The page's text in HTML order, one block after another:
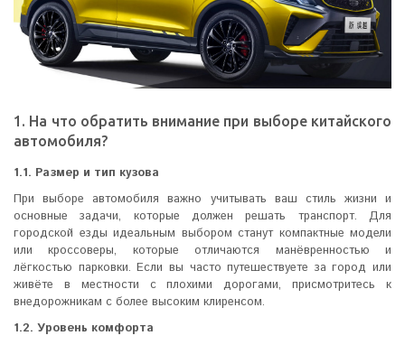
1. На что обратить внимание при выборе китайского
автомобиля?
1.1. Размер и тип кузова
При выборе автомобиля важно учитывать ваш стиль жизни и
основные задачи, которые должен решать транспорт. Для
городской езды идеальным выбором станут компактные модели
или кроссоверы, которые отличаются манёвренностью и
лёгкостью парковки. Если вы часто путешествуете за город или
живёте в местности с плохими дорогами, присмотритесь к
внедорожникам с более высоким клиренсом.
1.2. Уровень комфорта